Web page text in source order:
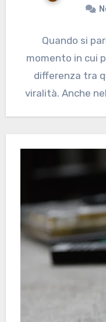
Quando si
momento in cui
differenza tra
viralità. Anche